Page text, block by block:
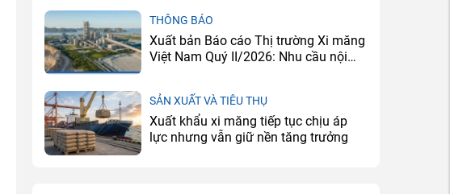
THÔNG BÁO
Xuất bản Báo cáo Thị trường Xi măng
Việt Nam Quý II/2026: Nhu cầu nội
SẢN XUẤT VÀ TIÊU THỤ
Xuất khẩu xi măng tiếp tục chịu áp
lực nhưng vẫn giữ nền tăng trưởng